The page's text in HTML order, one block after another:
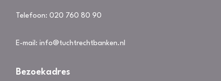
Telefoon: 020 760 80 90
E-mail: info@tuchtrechtbanken.nl
Bezoekadres